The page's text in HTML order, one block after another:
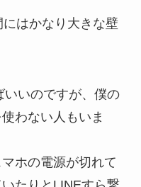
はかなり大きな壁
いのですが、僕の
わない人もいま
ホの電源が切れて